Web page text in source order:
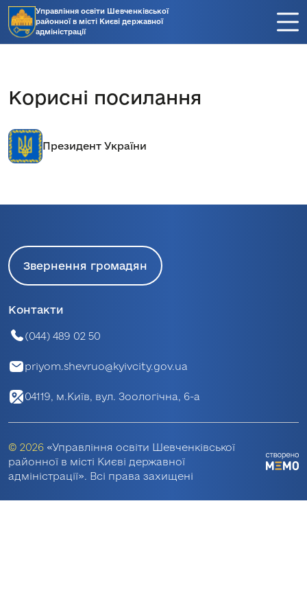
Управління освіти Шевченківської
районної в місті Києві державної
адміністрації
Корисні посилання
Президент України
Звернення громадян
Контакти
(044) 489 02 50
priyom.shevruo@kyivcity.gov.ua
04119, м.Київ, вул. Зоологічна, 6-а
© 2026 «Управління освіти Шевченківської
районної в місті Києві державної
адміністрації». Всі права захищені